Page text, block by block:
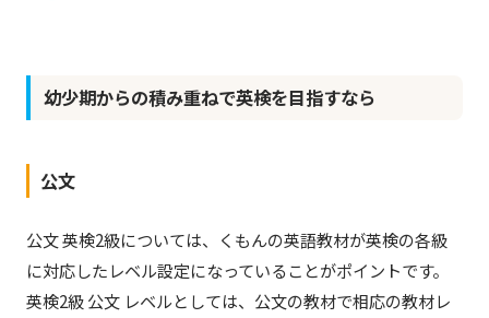
幼少期からの積み重ねで英検を目指すなら
公文
公文 英検2級については、くもんの英語教材が英検の各級
に対応したレベル設定になっていることがポイントです。
英検2級 公文 レベルとしては、公文の教材で相応の教材レ